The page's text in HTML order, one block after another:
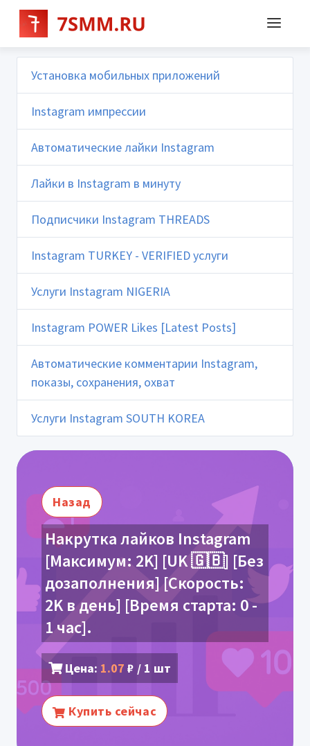
Установка мобильных приложений
Instagram импрессии
Автоматические лайки Instagram
Лайки в Instagram в минуту
Подписчики Instagram THREADS
Instagram TURKEY - VERIFIED услуги
Услуги Instagram NIGERIA
Instagram POWER Likes [Latest Posts]
Автоматические комментарии Instagram,
показы, сохранения, охват
Услуги Instagram SOUTH KOREA
Назад
Накрутка лайков Instagram
[Максимум: 2K] [UK 🇬🇧] [Без
дозаполнения] [Скорость:
2K в день] [Время старта: 0 -
1 час].
Цена: 1.07 ₽ / 1 шт
Купить сейчас